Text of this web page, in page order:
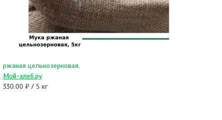
ржаная цельнозерновая,
Мой-хлеб.ру
330.00 ₽ / 5 кг